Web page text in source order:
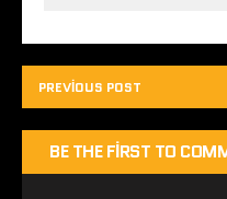
PREVIOUS POST
BE THE FIRST TO